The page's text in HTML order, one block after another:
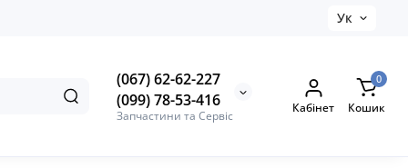
Ук
(067) 62-62-227
(099) 78-53-416
Запчастини та Сервіс Кабінет
0
Кошик